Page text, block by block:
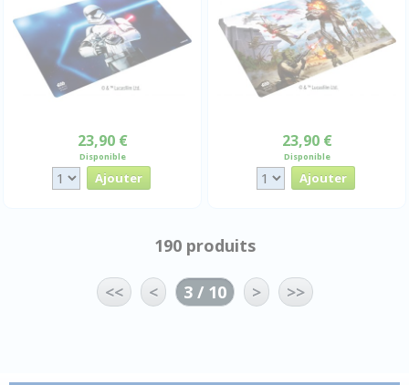
23,90 €
Disponible
23,90 €
Disponible
190 produits
<< < 3 / 10 > >>